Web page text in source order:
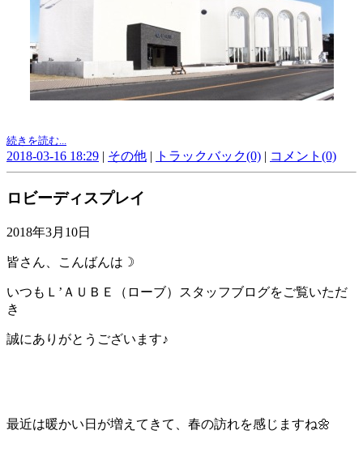
続きを読む...
2018-03-16 18:29 | その他 | トラックバック(0) | コメント(0)
ロビーディスプレイ
2018年3月10日
皆さん、こんばんは☽
いつもＬ’ＡＵＢＥ（ローブ）スタッフブログをご覧いただ
き
誠にありがとうございます♪
最近は暖かい日が増えてきて、春の訪れを感じますね🌼